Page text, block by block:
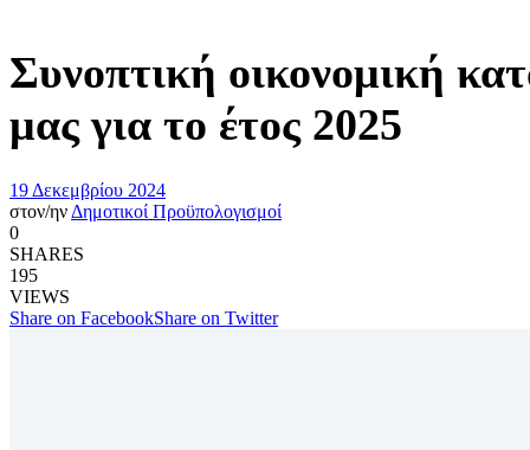
Συνοπτική οικονομική
μας για το έτος 2025
19 Δεκεμβρίου 2024
στον/ηνΔημοτικοί Προϋπολογισμοί
0
SHARES
195
VIEWS
Share on FacebookShare on Twitter